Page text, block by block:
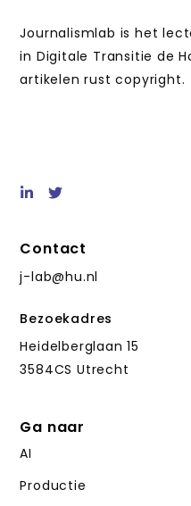
Journalismlab is het
in Digitale Transitie de
artikelen rust copyright.
Contact
j-lab@hu.nl
Bezoekadres
Heidelberglaan 15
3584CS Utrecht
Ga naar
AI
Productie